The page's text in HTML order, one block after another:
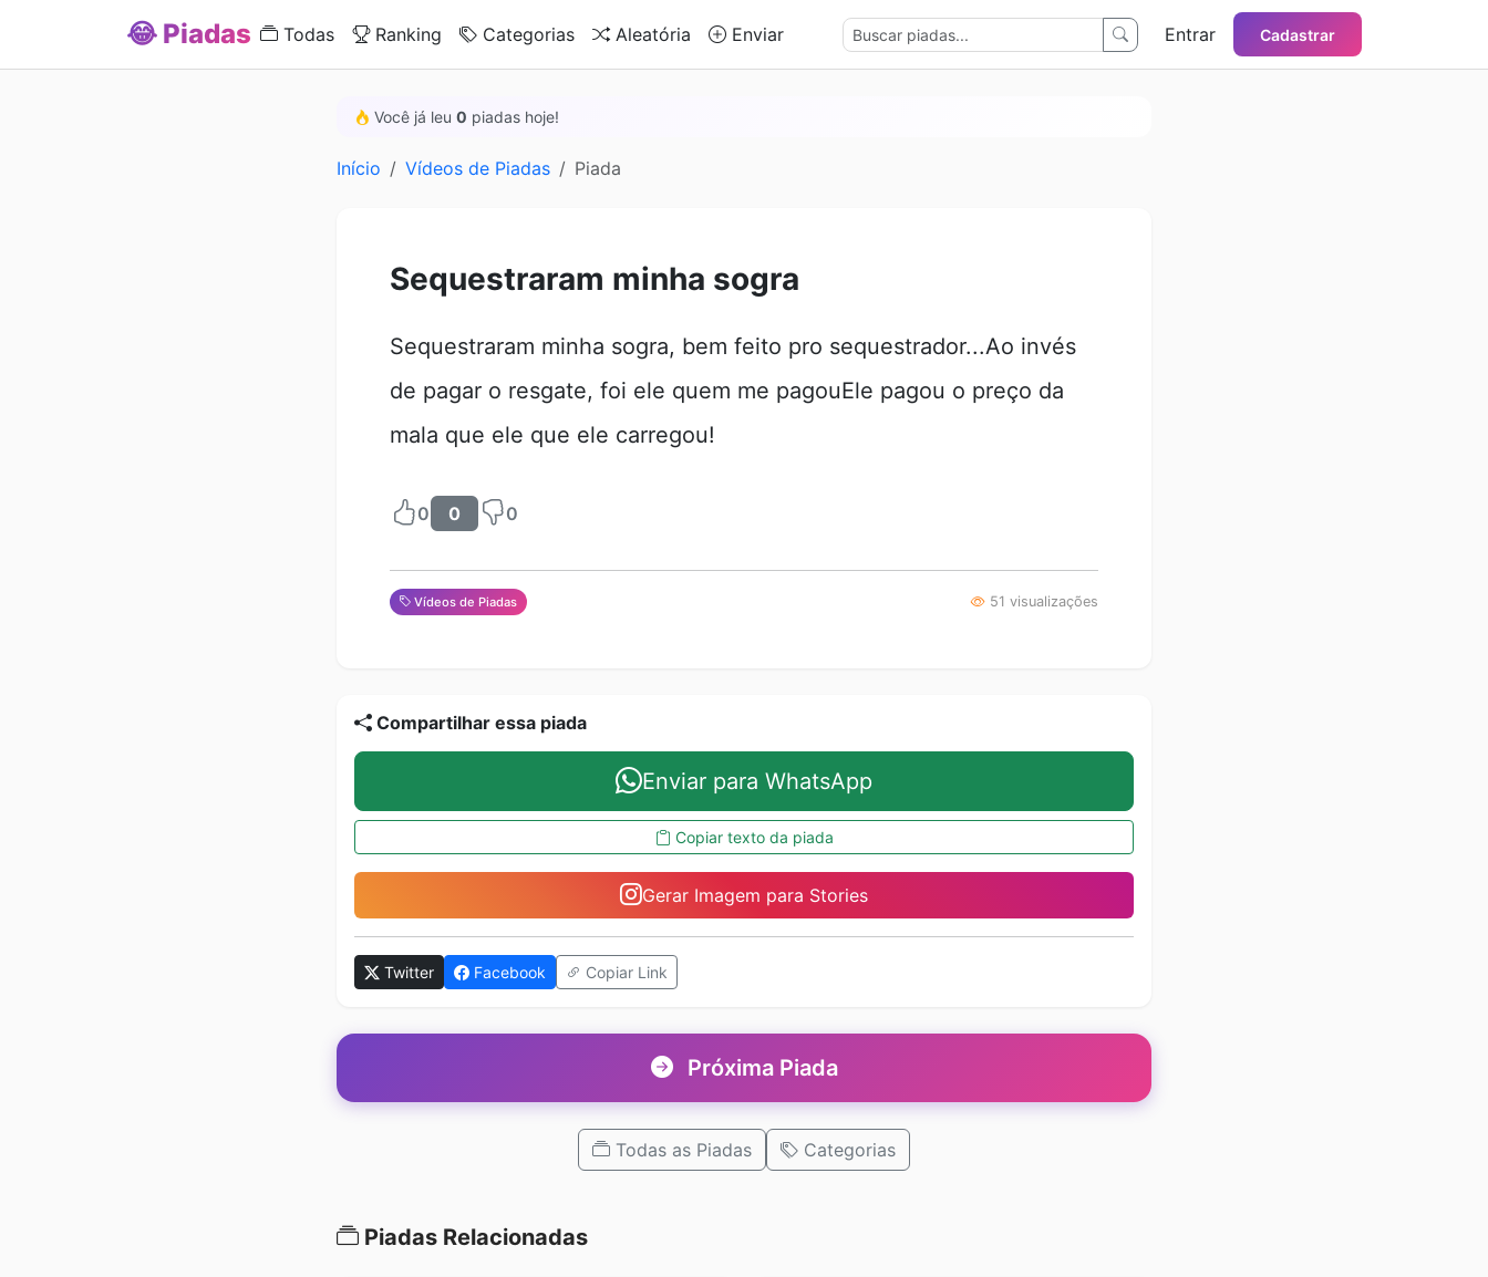
😂 Piadas Todas Ranking Categorias Aleatória Enviar Entrar Cadastrar
Você já leu 0 piadas hoje!
Início Vídeos de Piadas Piada
Sequestraram minha sogra
Sequestraram minha sogra, bem feito pro sequestrador...Ao invés
de pagar o resgate, foi ele quem me pagouEle pagou o preço da
mala que ele que ele carregou!
0 0 0
Vídeos de Piadas 51 visualizações
Compartilhar essa piada
Enviar para WhatsApp
Copiar texto da piada
Gerar Imagem para Stories
Twitter Facebook Copiar Link
Próxima Piada
Todas as Piadas Categorias
Piadas Relacionadas